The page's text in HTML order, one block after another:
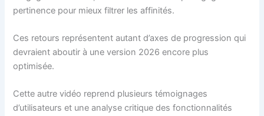
pertinence pour mieux filtrer les affinités.
Ces retours représentent autant d’axes de progression qui
devraient aboutir à une version 2026 encore plus
optimisée.
Cette autre vidéo reprend plusieurs témoignages
d’utilisateurs et une analyse critique des fonctionnalités